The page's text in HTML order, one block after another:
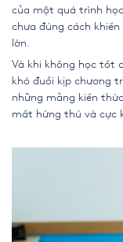
của một quá trình
chưa đúng cách
lớn.
Và khi không học tốt
khó đuổi kịp chương
những mảng kiến
mất hứng thú và cực